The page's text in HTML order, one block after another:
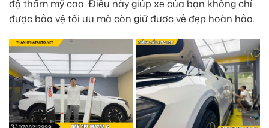
độ thẩm mỹ cao. Điều này giúp xe của bạn không chỉ
được bảo vệ tối ưu mà còn giữ được vẻ đẹp hoàn hảo.